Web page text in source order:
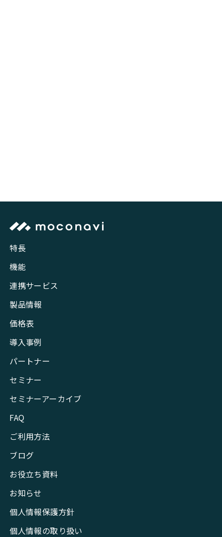
特長
機能
連携サービス
製品情報
価格表
導入事例
パートナー
セミナー
セミナーアーカイブ
FAQ
ご利用方法
ブログ
お役立ち資料
お知らせ
個人情報保護方針
個人情報の取り扱い